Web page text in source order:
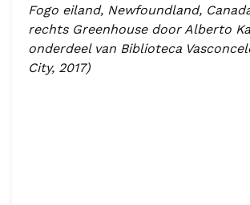
Fogo eiland, Newfoundland,
rechts Greenhouse door Alberto
onderdeel van Biblioteca
City, 2017)